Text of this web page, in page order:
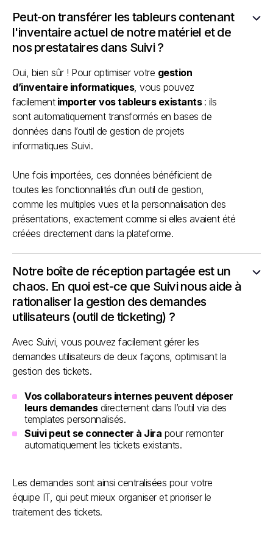
Peut-on transférer les tableurs contenant
l'inventaire actuel de notre matériel et de
nos prestataires dans Suivi ?
Oui, bien sûr ! Pour optimiser votre gestion
d’inventaire informatiques, vous pouvez
facilementimporter vos tableurs existants : ils
sont automatiquement transformés en bases de
données dans l’outil de gestion de projets
informatiques Suivi.
Une fois importées, ces données bénéficient de
toutes les fonctionnalités d’un outil de gestion,
comme les multiples vues et la personnalisation des
présentations, exactement comme si elles avaient été
créées directement dans la plateforme.
Notre boîte de réception partagée est un
chaos. En quoi est-ce que Suivi nous aide à
rationaliser la gestion des demandes
utilisateurs (outil de ticketing) ?
Avec Suivi, vous pouvez facilement gérer les
demandes utilisateurs de deux façons, optimisant la
gestion des tickets.
Vos collaborateurs internes peuvent déposer
leurs demandesdirectement dans l’outil via des
templates personnalisés.
Suivi peut se connecter à Jira pour remonter
automatiquement les tickets existants.
Les demandes sont ainsi centralisées pour votre
équipe IT, qui peut mieux organiser et prioriser le
traitement des tickets.